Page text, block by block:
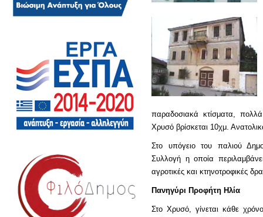
παραδοσιακά κτίσματα,
Χρυσό βρίσκεται 10χμ.
Στο υπόγειο του παλιού
Συλλογή η οποία
αγροτικές και κτηνοτροφικές
Πανηγύρι Προφήτη Ηλία
Στο Χρυσό, γίνεται κάθε